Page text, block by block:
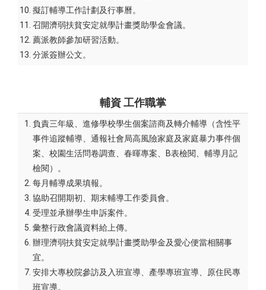
擬訂輔導工作計劃及行事曆。
召開濟弱扶貧安定就學計畫獎助學金會議。
薦派教師參加研習活動。
分派簽辦公文。
輔資工作職掌
負責三年級、進修學校學生個案諮商及轉介輔導（含性平
事件追蹤輔導、通報社會局高風險家庭及家庭暴力事件個
案、校園生活問卷調查、春暉專案、B表檢閱、輔導月記
檢閱）。
每月輔導成果填報。
協助召開期初、期末輔導工作委員會。
受理並承辦學生申訴案件。
彙整行政會議資料給上傳。
辦理濟弱扶貧安定就學計畫獎助學金及愛心便當相關事
宜。
安排大專校院參訪及入班宣導、產學專班宣導、原住民專
班宣導。